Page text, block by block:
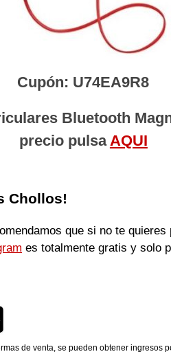
Cupón: U74EA9R8
Bluetooth
precio pulsa AQUI
Chollos!
que si no te
es totalmente gratis y solo
de venta, se pueden obtener ingresos